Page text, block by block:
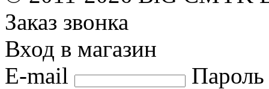
Заказ звонка
Вход в магазин
E-mail
Пароль